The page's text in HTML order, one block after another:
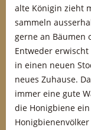
alte Königin zieht
sammeln
gerne an Bäumen
Entweder
in einen neuen
neues Zuhause.
immer eine gute
die Honigbiene